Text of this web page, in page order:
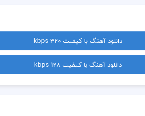
  اگر تو دلخوری از من، من از خودم سیرم
  به دام زلف بلندت دچار و سردرگُمم
  مرا جدا مکن از حلقه های زنجیرم
دانلود آهنگ با کیفیت 320 kbps
دانلود آهنگ با کیفیت 128 kbps